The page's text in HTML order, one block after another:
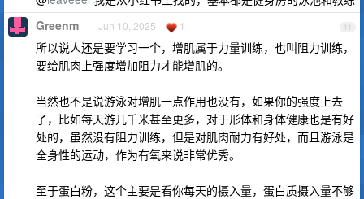
11
Greenm Jun 10, 2025 1
所以说人还是要学习一个，增肌属于力量训练，也叫阻力训练，
要给肌肉上强度增加阻力才能增肌的。
当然也不是说游泳对增肌一点作用也没有，如果你的强度上去
了，比如每天游几千米甚至更多，对于形体和身体健康也是有好
处的，虽然没有阻力训练，但是对肌肉耐力有好处，而且游泳是
全身性的运动，作为有氧来说非常优秀。
至于蛋白粉，这个主要是看你每天的摄入量，蛋白质摄入量不够